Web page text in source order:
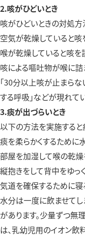
2.咳がひどいとき
咳がひどいときの対処方
空気が乾燥していると
喉が乾燥していると咳
咳による嘔吐物が喉に
「30分以上咳が止まらな
する呼吸」などが現れて
3.痰が出づらいとき
以下の方法を実施すると
痰を柔らかくするために
部屋を加湿して喉の乾燥
縦抱きをして背中をゆっ
気道を確保するために
水分は一度に飲ませてし
があります。少量ずつ無
は、乳幼児用のイオン飲